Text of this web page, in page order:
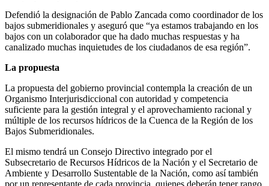
Defendió la designación de Pablo Zancada como coordinador de los
bajos submeridionales y aseguró que “ya estamos trabajando en los
bajos con un colaborador que ha dado muchas respuestas y ha
canalizado muchas inquietudes de los ciudadanos de esa región”.
La propuesta
La propuesta del gobierno provincial contempla la creación de un
Organismo Interjurisdiccional con autoridad y competencia
suficiente para la gestión integral y el aprovechamiento racional y
múltiple de los recursos hídricos de la Cuenca de la Región de los
Bajos Submeridionales.
El mismo tendrá un Consejo Directivo integrado por el
Subsecretario de Recursos Hídricos de la Nación y el Secretario de
Ambiente y Desarrollo Sustentable de la Nación, como así también
por un representante de cada provincia, quienes deberán tener rango